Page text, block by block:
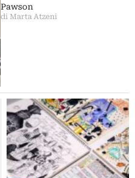
Pawson
di Marta Atzeni